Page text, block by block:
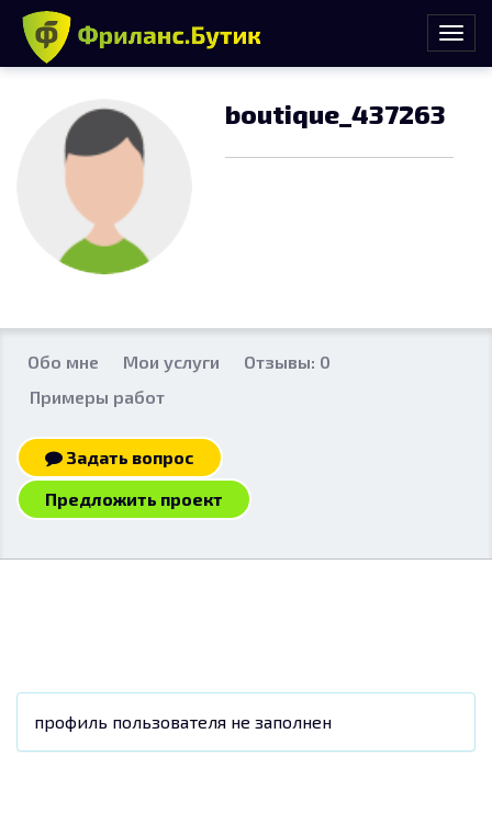
boutique_437263
Обо мне Мои услуги
Отзывы: 0
Примеры работ
Задать вопрос
Предложить проект
профиль пользователя не заполнен